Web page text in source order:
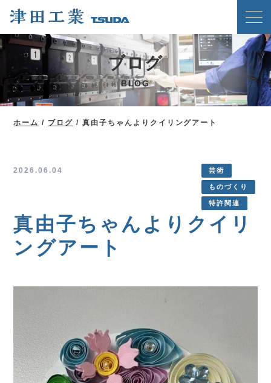
ホーム
クリンチングスピードファスナー工法
津田工業の強み
技術紹介
新着情報
メディア掲載実績
ブログ
BLOG
ホーム / ブログ / 真由子ちゃんよりクイリングアート
2026.06.04 芸術
ものづくり
特許関連
真由子ちゃんよりクイリ
ングアート